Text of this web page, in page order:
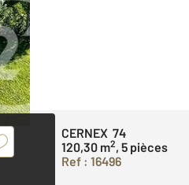
CERNEX 74
120,30 m2, 5 pièces
Ref : 16496